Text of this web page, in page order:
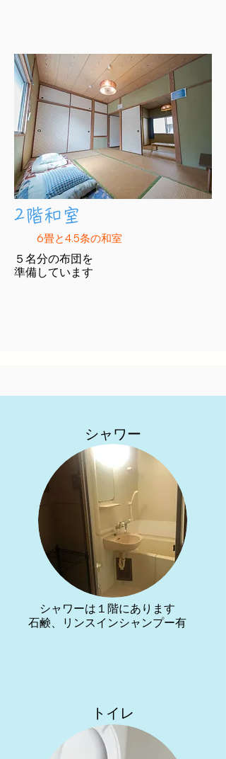
​2階和室
6畳と4.5条の和室
５名分の布団を
​準備しています
​​シャワー
シャワーは１階にあります
石鹸、リンスインシャンプー有
​​トイレ